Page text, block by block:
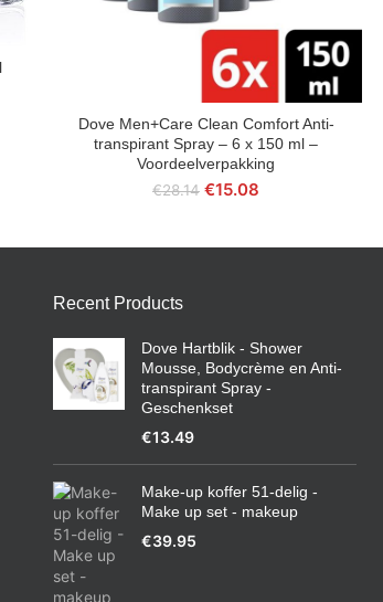
BESTEL NU
Dove Men+Care Clean Comfort Anti-
transpirant Spray – 6 x 150 ml –
Voordeelverpakking
€28.14 €15.08
Recent Products
Dove Hartblik - Shower
Mousse, Bodycrème en Anti-
transpirant Spray -
Geschenkset
€13.49
Make-up koffer 51-delig -
Make up set - makeup
€39.95